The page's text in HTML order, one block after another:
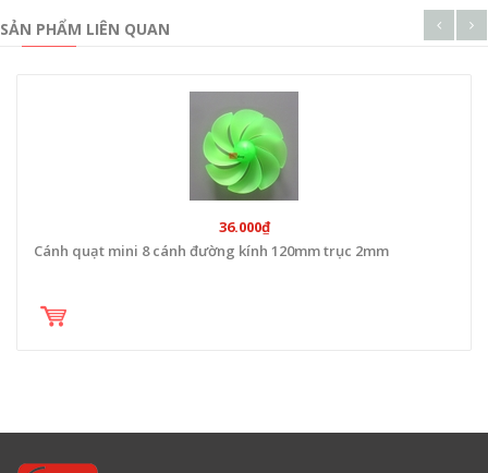
SẢN PHẨM LIÊN QUAN
36.000₫
Cánh quạt mini 8 cánh đường kính 120mm trục 2mm